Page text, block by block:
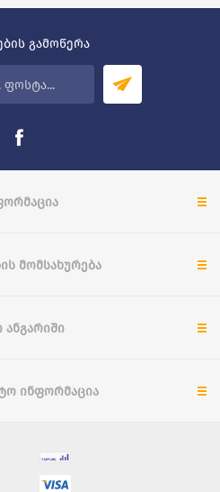
გამოწერა
ᲛᲝᲛᲡᲐᲮᲣᲠᲔᲑᲐ
ᲐᲜᲒᲐᲠᲘᲨᲘ
ᲘᲜᲤᲝᲠᲛᲐᲪᲘᲐ